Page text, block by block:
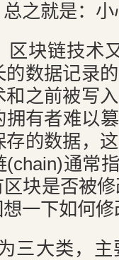
之就是：
区块链技术
数据记录
之前被写
有者难以
的数据，
通常
块是否被
一下如何
三大类，